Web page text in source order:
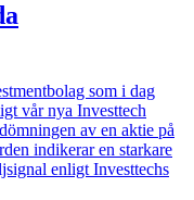
som i dag
vår nya Investtech
av en aktie på
indikerar en starkare
enligt Investtechs